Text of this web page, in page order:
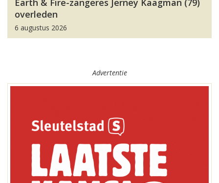
Earth & Fire-zangeres Jerney Kaagman (79)
overleden
6 augustus 2026
Advertentie